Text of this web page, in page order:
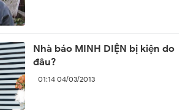
Nhà báo MINH DIỆN bị kiện do
đâu?
01:14 04/03/2013